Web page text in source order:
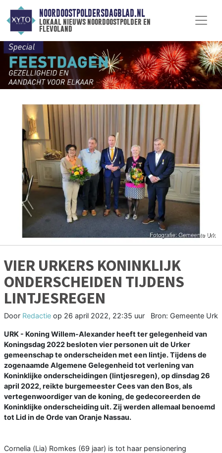
NOORDOOSTPOLDERSDAGBLAD.NL
lokaal nieuws noordoostpolder en
flevoland
VIER URKERS KONINKLIJK
ONDERSCHEIDEN TIJDENS
LINTJESREGEN
Door Redactie op 26 april 2022, 22:35 uur Bron: Gemeente Urk
URK - Koning Willem-Alexander heeft ter gelegenheid van
Koningsdag 2022 besloten vier personen uit de Urker
gemeenschap te onderscheiden met een lintje. Tijdens de
zogenaamde Algemene Gelegenheid tot verlening van
Koninklijke onderscheidingen (lintjesregen), op dinsdag 26
april 2022, reikte burgemeester Cees van den Bos, als
vertegenwoordiger van de koning, de gedecoreerden de
Koninklijke onderscheiding uit. Zij werden allemaal benoemd
tot Lid in de Orde van Oranje Nassau.
Cornelia (Lia) Romkes (69 jaar) is tot haar pensionering